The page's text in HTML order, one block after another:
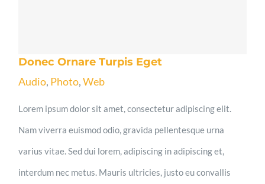
Donec Ornare Turpis Eget
Audio, Photo,Web
Lorem ipsum dolor sit amet, consectetur adipiscing elit.
Nam viverra euismod odio, gravida pellentesque urna
varius vitae. Sed dui lorem, adipiscing in adipiscing et,
interdum nec metus. Mauris ultricies, justo eu convallis